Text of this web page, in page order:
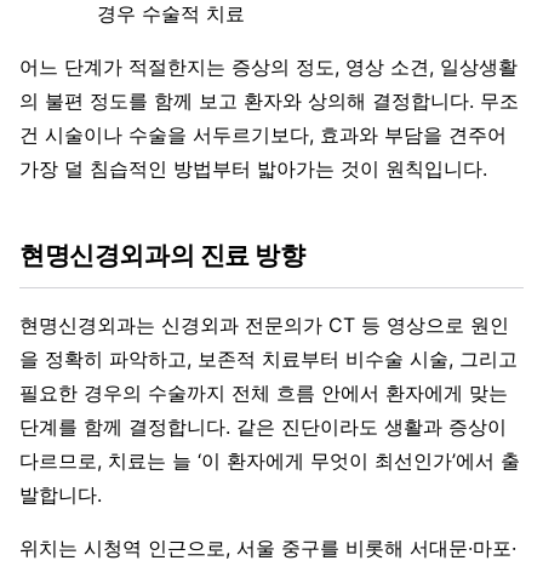
경우 수술적 치료
어느 단계가 적절한지는 증상의 정도, 영상 소견, 일상생활
의 불편 정도를 함께 보고 환자와 상의해 결정합니다. 무조
건 시술이나 수술을 서두르기보다, 효과와 부담을 견주어
가장 덜 침습적인 방법부터 밟아가는 것이 원칙입니다.
현명신경외과의 진료 방향
현명신경외과는 신경외과 전문의가 CT 등 영상으로 원인
을 정확히 파악하고, 보존적 치료부터 비수술 시술, 그리고
필요한 경우의 수술까지 전체 흐름 안에서 환자에게 맞는
단계를 함께 결정합니다. 같은 진단이라도 생활과 증상이
다르므로, 치료는 늘 ‘이 환자에게 무엇이 최선인가’에서 출
발합니다.
위치는 시청역 인근으로, 서울 중구를 비롯해 서대문·마포·